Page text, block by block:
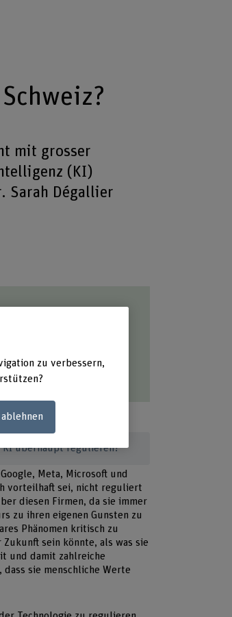
mit grosser
(KI)
Sarah Dégallier
(KI).
zu regulieren.
als auch
Schweiz.
KI überhaupt regulieren?
Meta, Microsoft und
vorteilhaft sei, nicht reguliert
diesen Firmen, da sie immer
zu ihren eigenen Gunsten zu
Phänomen kritisch zu
sein könnte, als was sie
und damit zahlreiche
sie menschliche Werte
zu verbessern,
ablehnen